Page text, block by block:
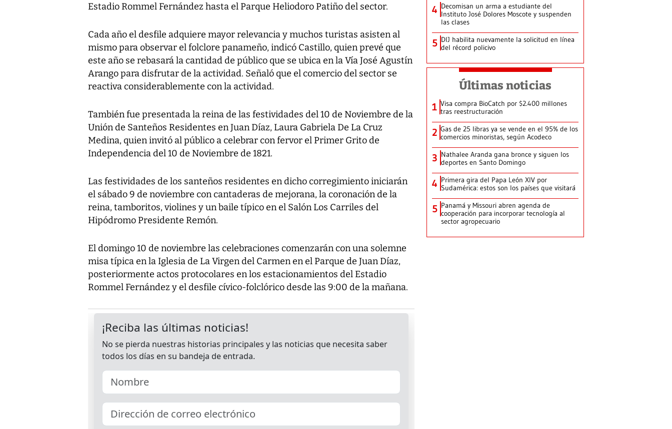
Estadio Rommel Fernández hasta el Parque Heliodoro Patiño del sector.
Cada año el desfile adquiere mayor relevancia y muchos turistas asisten al
mismo para observar el folclore panameño, indicó Castillo, quien prevé que
este año se rebasará la cantidad de público que se ubica en la Vía José Agustín
Arango para disfrutar de la actividad. Señaló que el comercio del sector se
reactiva considerablemente con la actividad.
También fue presentada la reina de las festividades del 10 de Noviembre de la
Unión de Santeños Residentes en Juan Díaz, Laura Gabriela De La Cruz
Medina, quien invitó al público a celebrar con fervor el Primer Grito de
Independencia del 10 de Noviembre de 1821.
Las festividades de los santeños residentes en dicho corregimiento iniciarán
el sábado 9 de noviembre con cantaderas de mejorana, la coronación de la
reina, tamboritos, violines y un baile típico en el Salón Los Carriles del
Hipódromo Presidente Remón.
El domingo 10 de noviembre las celebraciones comenzarán con una solemne
misa típica en la Iglesia de La Virgen del Carmen en el Parque de Juan Díaz,
posteriormente actos protocolares en los estacionamientos del Estadio
Rommel Fernández y el desfile cívico-folclórico desde las 9:00 de la mañana.
4 Decomisan un arma a estudiante del
Instituto José Dolores Moscote y suspenden
las clases
5 DIJ habilita nuevamente la solicitud en línea
del récord policivo
Últimas noticias
1 Visa compra BioCatch por $2.400 millones
tras reestructuración
2 Gas de 25 libras ya se vende en el 95% de los
comercios minoristas, según Acodeco
3 Nathalee Aranda gana bronce y siguen los
deportes en Santo Domingo
4 Primera gira del Papa León XIV por
Sudamérica: estos son los países que visitará
5 Panamá y Missouri abren agenda de
cooperación para incorporar tecnología al
sector agropecuario